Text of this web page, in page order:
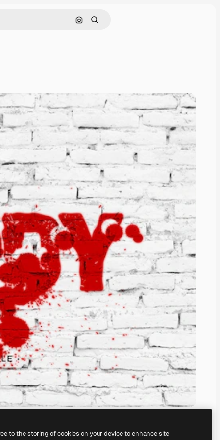
Nach Bild suchen
Suchen
to the storing of cookies on your device to enhance site